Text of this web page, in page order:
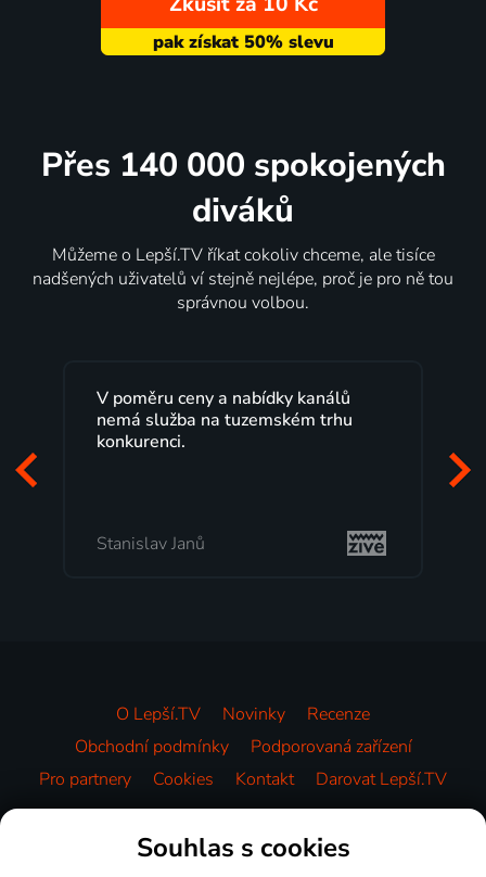
Přes 140 000 spokojených
diváků
Můžeme o Lepší.TV říkat cokoliv chceme, ale tisíce
nadšených uživatelů ví stejně nejlépe, proč je pro ně tou
správnou volbou.
V poměru ceny a nabídky kanálů
nemá služba na tuzemském trhu
konkurenci.
Stanislav Janů
O Lepší.TV Novinky
Recenze
Obchodní podmínky
Podporovaná zařízení
Pro partnery
Cookies Kontakt Darovat Lepší.TV
Videotéka
Souhlas s cookies